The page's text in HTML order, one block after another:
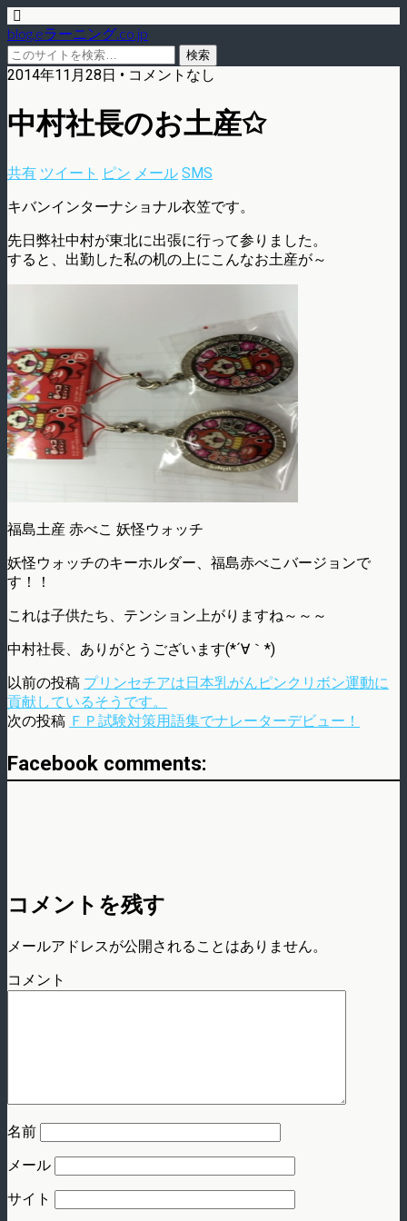
blog.eラーニング.co.jp
2014年11月28日 • コメントなし
中村社長のお土産✩
共有 ツイート ピン メール SMS
キバンインターナショナル衣笠です。
先日弊社中村が東北に出張に行って参りました。
すると、出勤した私の机の上にこんなお土産が～
福島土産 赤べこ 妖怪ウォッチ
妖怪ウォッチのキーホルダー、福島赤べこバージョンで
す！！
これは子供たち、テンション上がりますね～～～
中村社長、ありがとうございます(*´∀｀*)
以前の投稿 プリンセチアは日本乳がんピンクリボン運動に
貢献しているそうです。
次の投稿 ＦＰ試験対策用語集でナレーターデビュー！
Facebook comments:
コメントを残す
メールアドレスが公開されることはありません。
コメント
名前
メール
サイト